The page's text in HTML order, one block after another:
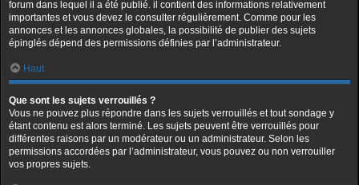
forum dans lequel il a été publié. il contient des informations relativement
importantes et vous devez le consulter régulièrement. Comme pour les
annonces et les annonces globales, la possibilité de publier des sujets
épinglés dépend des permissions définies par l’administrateur.
Haut
Que sont les sujets verrouillés ?
Vous ne pouvez plus répondre dans les sujets verrouillés et tout sondage y
étant contenu est alors terminé. Les sujets peuvent être verrouillés pour
différentes raisons par un modérateur ou un administrateur. Selon les
permissions accordées par l’administrateur, vous pouvez ou non verrouiller
vos propres sujets.